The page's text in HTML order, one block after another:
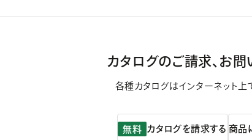
カタログのご請求、 お問
各種カタログはインターネット上
無料 カタログを請求する 商品